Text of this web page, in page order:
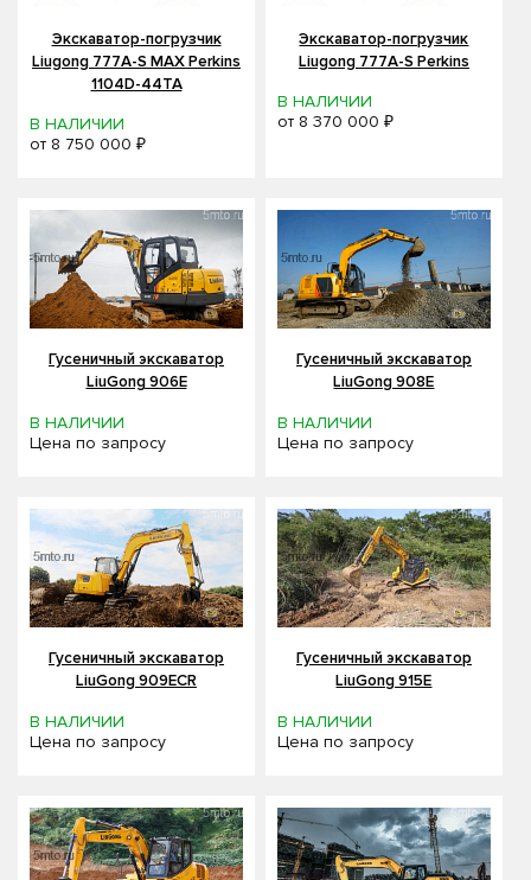
Экскаватор-погрузчик
Liugong 777A-S MAX Perkins
1104D-44TA
В НАЛИЧИИ
от 8 750 000 ₽
Экскаватор-погрузчик
Liugong 777A-S Perkins
В НАЛИЧИИ
от8 370 000 ₽
Гусеничный экскаватор
LiuGong 906E
В НАЛИЧИИ
Цена по запросу
Гусеничный экскаватор
LiuGong 908E
В НАЛИЧИИ
Цена по запросу
Гусеничный экскаватор
LiuGong 909ECR
В НАЛИЧИИ
Цена по запросу
Гусеничный экскаватор
LiuGong 915E
В НАЛИЧИИ
Цена по запросу